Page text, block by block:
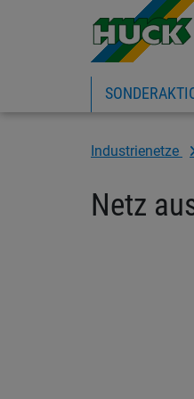
Industrienetze
Netz